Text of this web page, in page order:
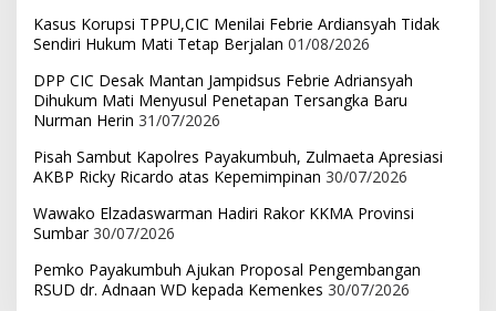
Kasus Korupsi TPPU,CIC Menilai Febrie Ardiansyah Tidak
Sendiri Hukum Mati Tetap Berjalan 01/08/2026
DPP CIC Desak Mantan Jampidsus Febrie Adriansyah
Dihukum Mati Menyusul Penetapan Tersangka Baru
Nurman Herin 31/07/2026
Pisah Sambut Kapolres Payakumbuh, Zulmaeta Apresiasi
AKBP Ricky Ricardo atas Kepemimpinan 30/07/2026
Wawako Elzadaswarman Hadiri Rakor KKMA Provinsi
Sumbar 30/07/2026
Pemko Payakumbuh Ajukan Proposal Pengembangan
RSUD dr. Adnaan WD kepada Kemenkes 30/07/2026